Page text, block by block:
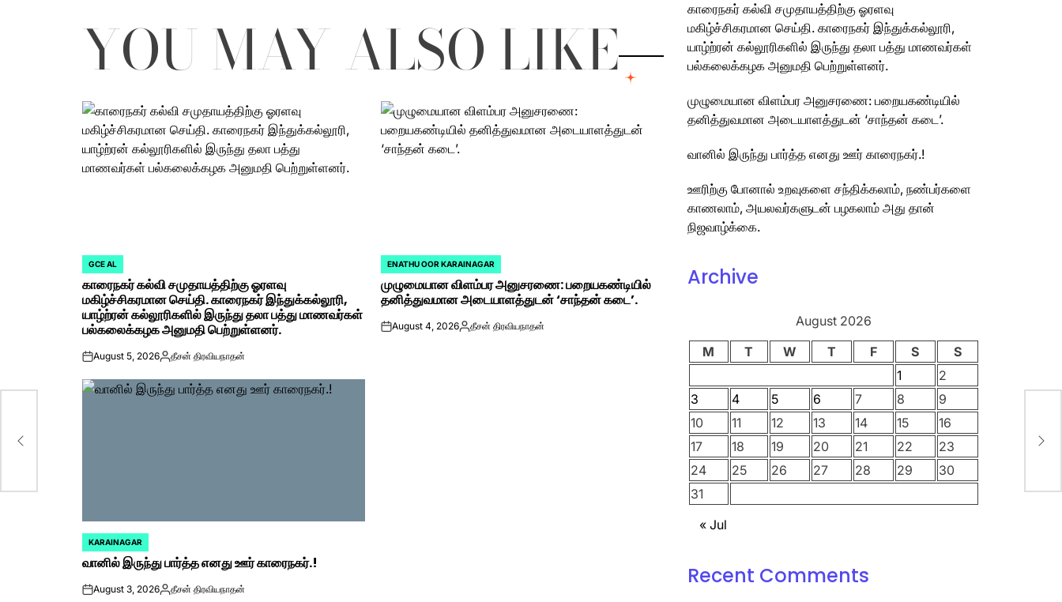
YOU MAY ALSO LIKE
POSTED
IN
GCE AL
காரைநகர் கல்வி சமுதாயத்திற்கு ஓரளவு
மகிழ்ச்சிகரமான செய்தி. காரைநகர் இந்துக்கல்லூரி,
யாழ்ற்ரன் கல்லூரிகளில் இருந்து தலா பத்து மாணவர்கள்
பல்கலைக்கழக அனுமதி பெற்றுள்ளனர்.
onAugust 5, 2026Posted
தீசன் திரவியநாதன்
POSTED
IN
ENATHU OOR KARAINAGAR
முழுமையான விளம்பர அனுசரணை: பறையகண்டியில்
தனித்துவமான அடையாளத்துடன் ‘சாந்தன் கடை’.
onAugust 4, 2026Posted
தீசன் திரவியநாதன்
POSTED
IN
KARAINAGAR
வானில் இருந்து பார்த்த எனது ஊர் காரைநகர்.!
onAugust 3, 2026Posted
தீசன் திரவியநாதன்
காரைநகர் கல்வி சமுதாயத்திற்கு ஓரளவு
மகிழ்ச்சிகரமான செய்தி. காரைநகர் இந்துக்கல்லூரி,
யாழ்ற்ரன் கல்லூரிகளில் இருந்து தலா பத்து மாணவர்கள்
பல்கலைக்கழக அனுமதி பெற்றுள்ளனர்.
முழுமையான விளம்பர அனுசரணை: பறையகண்டியில்
தனித்துவமான அடையாளத்துடன் ‘சாந்தன் கடை’.
வானில் இருந்து பார்த்த எனது ஊர் காரைநகர்.!
ஊரிற்கு போனால் உறவுகளை சந்திக்கலாம், நண்பர்களை
காணலாம், அயலவர்களுடன் பழகலாம் அது தான்
நிஜவாழ்க்கை.
Archive
August 2026
M
T W T F S
S
1
2
3
4 5 6 7 8
9
10
11 12 13 14 15
16
17
18 19 20 21 22
23
24
25 26 27 28 29
30
31
« Jul
Recent Comments